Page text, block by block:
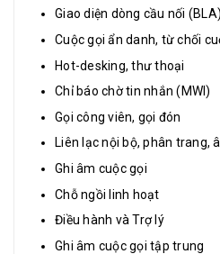
Giao diện dòng cầu nối (BLA)
Cuộc gọi ẩn danh, từ chối
Hot-desking, thư thoại
Chỉ báo chờ tin nhắn (MWI)
Gọi công viên, gọi đón
Liên lạc nội bộ, phân trang,
Ghi âm cuộc gọi
Chỗ ngồi linh hoạt
Điều hành và Trợ lý
Ghi âm cuộc gọi tập trung